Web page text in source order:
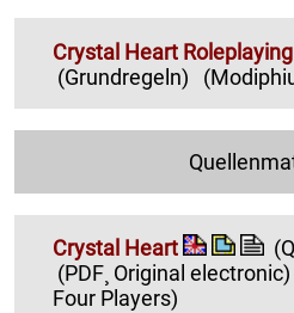
Crystal Heart
(Grundregeln)
Crystal Heart
(PDF¸ Original electronic)
Four Players)